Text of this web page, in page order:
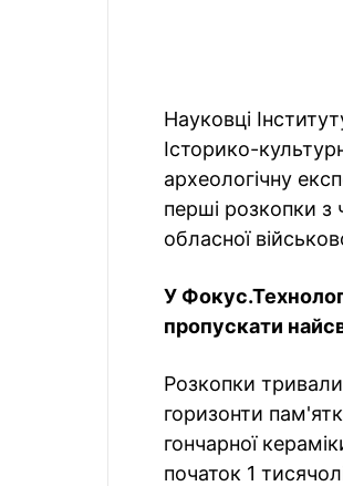
Науковці
Історико-
археологічну
перші розкопки з
обласної
У
пропускати
Розкопки
горизонти
гончарної
початок 1